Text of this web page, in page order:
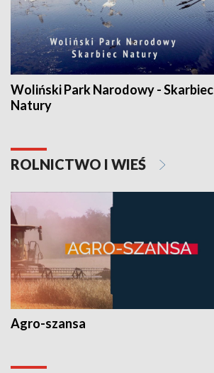
Woliński Park Narodowy - Skarbiec
Natury
ROLNICTWO I WIEŚ
Agro-szansa